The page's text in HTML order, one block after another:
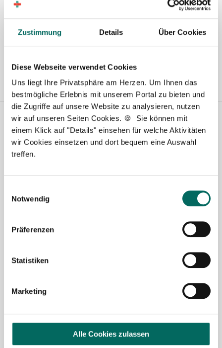
Zustimmung Details Über Cookies
Diese Webseite verwendet Cookies
Uns liegt Ihre Privatsphäre am Herzen. Um Ihnen das
bestmögliche Erlebnis mit unserem Portal zu bieten und
die Zugriffe auf unsere Website zu analysieren, nutzen
wir auf unseren Seiten Cookies. 🍪 Sie können mit
einem Klick auf "Details" einsehen für welche Aktivitäten
wir Cookies einsetzen und dort bequem eine Auswahl
treffen.
Notwendig
Präferenzen
Statistiken
Marketing
Alle Cookies zulassen
Berlin Essen|Fürth|
Hamburg|Hannover|Heilbronn|Ingolstadt|Kassel|Lübeck|
Magdeburg|Mönchengladbach|München Münster|Neu-Ulm|
Pforzheim|Schweinfurt|Stendal|Stuttgart|Waren|Wiesbaden|
Susanne Schwake-Karl
neuen Stelle als Apotheker (m|w|d), PKA oder PTA.
Sie haben Fragen zu unseren Stellenanzeigen oder
Stellenanfrage abgesendet haben? Dann
Jetzt zur kostenlosen Stellenanfrage